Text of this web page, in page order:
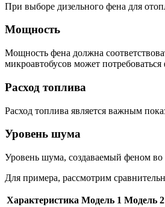
При выборе дизельного фена для
Мощность
Мощность фена должна
микроавтобусов может
Расход топлива
Расход топлива является важным
Уровень шума
Уровень шума, создаваемый феном
Для примера, рассмотрим
Характеристика Модель 1 Модель 2